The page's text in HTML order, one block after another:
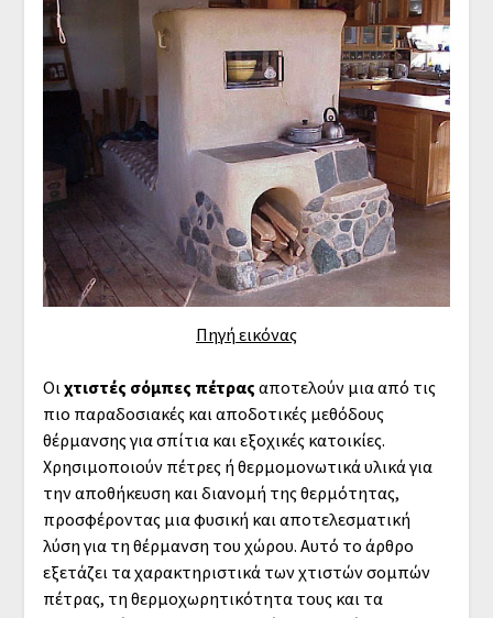
Πηγή εικόνας
Οι χτιστές σόμπες πέτρας αποτελούν μια από τις
πιο παραδοσιακές και αποδοτικές μεθόδους
θέρμανσης για σπίτια και εξοχικές κατοικίες.
Χρησιμοποιούν πέτρες ή θερμομονωτικά υλικά για
την αποθήκευση και διανομή της θερμότητας,
προσφέροντας μια φυσική και αποτελεσματική
λύση για τη θέρμανση του χώρου. Αυτό το άρθρο
εξετάζει τα χαρακτηριστικά των χτιστών σομπών
πέτρας, τη θερμοχωρητικότητα τους και τα